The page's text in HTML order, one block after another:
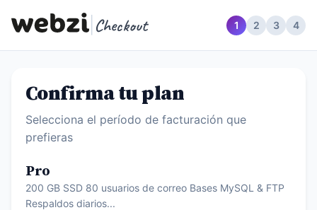
Checkout 1 2 3 4
Confirma tu plan
Selecciona el período de facturación que
prefieras
Pro
200 GB SSD 80 usuarios de correo Bases MySQL & FTP
Respaldos diarios...